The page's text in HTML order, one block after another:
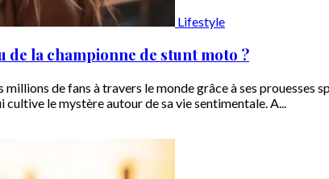
Lifestyle
de la championne de stunt moto ?
millions de fans à travers le monde grâce à ses
le mystère autour de sa vie sentimentale. A...